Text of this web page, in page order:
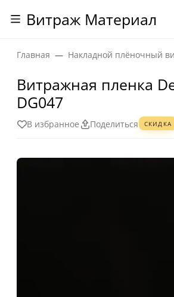
Витраж Материал
Главная Накладной плёночный
Витражная пленка
DG047
В избранное Поделиться СКИДКА